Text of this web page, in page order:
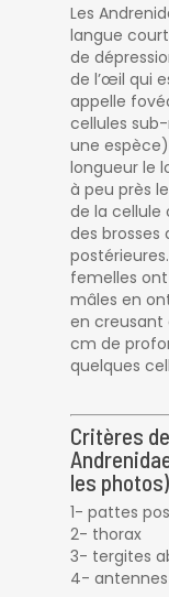
Les
langue
de
de l’œil qui
appelle
cellules
une
longueur le
à peu près
de la cellule
des brosses
femelles ont
mâles en
en creusant
cm de
quelques
Critères
les
1- pattes
2- thorax
3- tergites
4-